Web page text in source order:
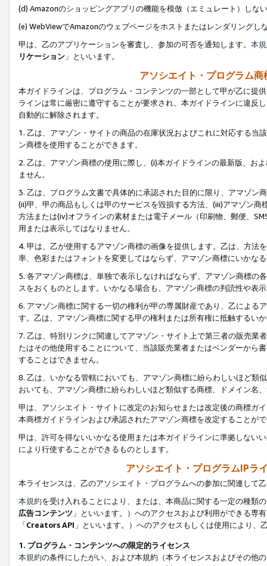
(d) Amazonのショッピングアプリの機能を模倣（エミュレート）しな
(e) WebViewでAmazonのウェブページをホストまたはレンダリングし
甲は、乙のアプリケーションを審査し、参加の可否を通知します。 本
リケーション 」といいます。
アソシエイト・プログラム
本ガイドラインは、プログラム・コンテンツの一部として甲が乙に提
ラインは常に厳密に遵守することが要求され、本ガイドラインに違反
自動的に解除されます。
1. 乙は、アマゾン・サイトの商品の在庫状況およびこれに対応する
ン商標を使用することができます。
2. 乙は、アマゾン商標の使用に際し、(i)本ガイドラインの最新版、お
ません。
3. 乙は、プログラム文書で具体的に承認された目的に限り、アマゾン
(ii)甲、甲の商品もしくは甲のサービスを毀損する方法、(iii)アマゾン
方法または(iv)オフラインの素材または電子メール（印刷物、郵便、
用または表示してはなりません。
4. 甲は、乙が使用するアマゾン商標の画像を提供します。乙は、方
率、色彩またはフォントを変更してはならず、アマゾン商標にいかな
5. 各アマゾン商標は、単独で表示しなければならず、アマゾン商標
スをおくものとします。いかなる場合も、アマゾン商標の判読性や表
6. アマゾン商標に関する一切の権利が甲の専属財産であり、乙による
す。乙は、アマゾン商標に関する甲の権利または所有権に抵触するい
7. 乙は、特別リンクに関連してアマゾン・サイト上で第三者の販売
たはその他使用することについて、当該販売業者またはベンダーから
することはできません。
8. 乙は、いかなる管轄においても、アマゾン商標に紛らわしいほど類
おいても、アマゾン商標に紛らわしいほど類似する商標、ドメイン名
甲は、アソシエイト・サイトに改定のお知らせまたは改定後の商標ガ
本商標ガイドラインおよび承認されたアマゾン商標を改定することが
甲は、許可を得ないいかなる使用または本ガイドラインに準拠しない
により行使することができるものとします。
アソシエイト・プログラムIPラ
本ライセンスは、乙のアソシエイト・プログラムへの参加に関連して
本規約を受け入れることにより、または、本商品に関する一定の種類
広告コンテンツ 」といいます。）へのアクセスおよび利用ができる専
「Creators API 」といいます。）へのアクセスもしくは使用により
1. プログラム・コンテンツへの限定的ライセンス
本規約の条件にしたがい、および本規約（本ライセンスおよびその他